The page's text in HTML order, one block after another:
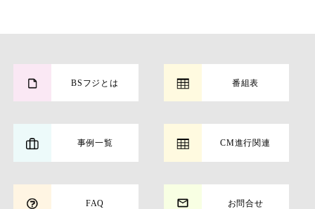
BSフジとは 番組表
事例一覧 CM進行関連
FAQ お問合せ